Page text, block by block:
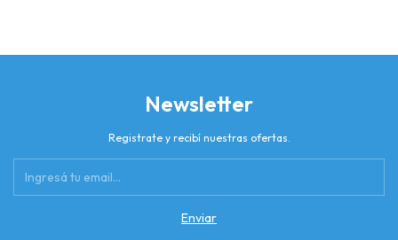
Newsletter
Registrate y recibí nuestras ofertas.